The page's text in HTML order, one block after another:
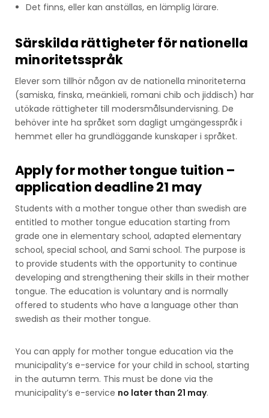
Det finns, eller kan anställas, en lämplig lärare.
Särskilda rättigheter för nationella
minoritetsspråk
Elever som tillhör någon av de nationella minoriteterna
(samiska, finska, meänkieli, romani chib och jiddisch) har
utökade rättigheter till modersmålsundervisning. De
behöver inte ha språket som dagligt umgängesspråk i
hemmet eller ha grundläggande kunskaper i språket.
Apply for mother tongue tuition –
application deadline 21 may
Students with a mother tongue other than swedish are
entitled to mother tongue education starting from
grade one in elementary school, adapted elementary
school, special school, and Sami school. The purpose is
to provide students with the opportunity to continue
developing and strengthening their skills in their mother
tongue. The education is voluntary and is normally
offered to students who have a language other than
swedish as their mother tongue.
You can apply for mother tongue education via the
municipality’s e-service for your child in school, starting
in the autumn term. This must be done via the
municipality’s e-service no later than 21 may.